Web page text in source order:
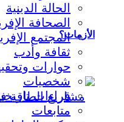
الأزمات؟
الحالة الدينية
الصحافة
المجتمع
ثقافة وأدب
حوارات
شخصيات
قراءات
متابعات